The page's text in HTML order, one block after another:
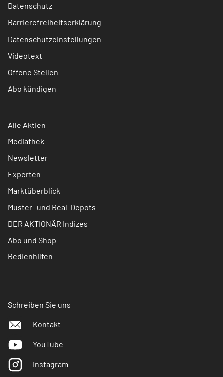
Datenschutz
Barrierefreiheitserklärung
Datenschutzeinstellungen
Videotext
Offene Stellen
Abo kündigen
Alle Aktien
Mediathek
Newsletter
Experten
Marktüberblick
Muster- und Real-Depots
DER AKTIONÄR Indizes
Abo und Shop
Bedienhilfen
Schreiben Sie uns
Kontakt
YouTube
Instagram